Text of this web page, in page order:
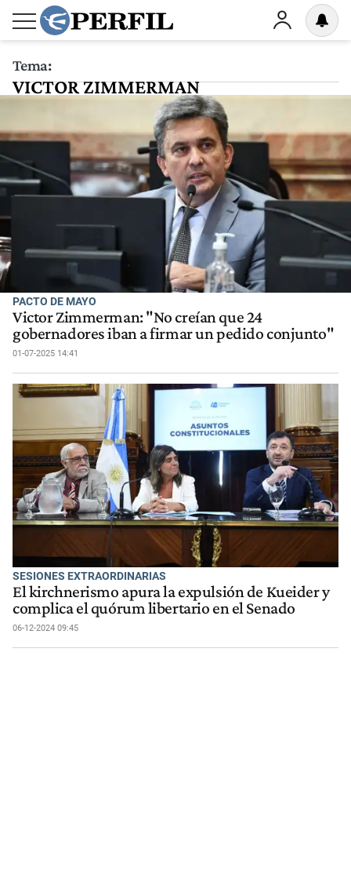
Tema:
VICTOR ZIMMERMAN
PACTO DE MAYO
Victor Zimmerman: "No creían que 24
gobernadores iban a firmar un pedido conjunto"
01-07-2025 14:41
SESIONES EXTRAORDINARIAS
El kirchnerismo apura la expulsión de Kueider y
complica el quórum libertario en el Senado
06-12-2024 09:45